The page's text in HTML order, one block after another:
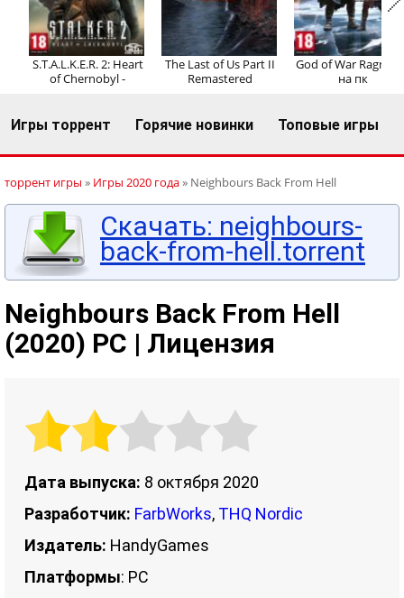
S.T.A.L.K.E.R. 2: Heart
of Chernobyl -
The Last of Us Part II
Remastered
God of War
на пк
Игры торрент Горячие новинки Топовые игры
торрент игры » Игры 2020 года» Neighbours Back From Hell
Скачать: neighbours-
back-from-hell.torrent
Neighbours Back From Hell
(2020) PC | Лицензия
Дата выпуска: 8 октября 2020
Разработчик: FarbWorks, THQ Nordic
Издатель: HandyGames
Платформы: PC